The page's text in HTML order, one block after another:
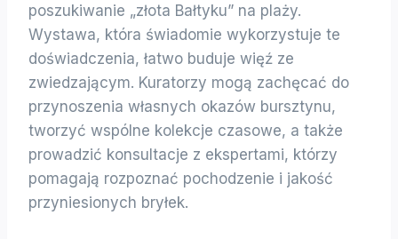
poszukiwanie „złota Bałtyku” na plaży.
Wystawa, która świadomie wykorzystuje te
doświadczenia, łatwo buduje więź ze
zwiedzającym. Kuratorzy mogą zachęcać do
przynoszenia własnych okazów bursztynu,
tworzyć wspólne kolekcje czasowe, a także
prowadzić konsultacje z ekspertami, którzy
pomagają rozpoznać pochodzenie i jakość
przyniesionych bryłek.